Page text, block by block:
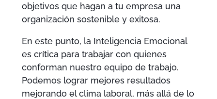
objetivos que hagan a tu empresa una
organización sostenible y exitosa.
En este punto, la Inteligencia Emocional
es crítica para trabajar con quienes
conforman nuestro equipo de trabajo.
Podemos lograr mejores resultados
mejorando el clima laboral, más allá de lo